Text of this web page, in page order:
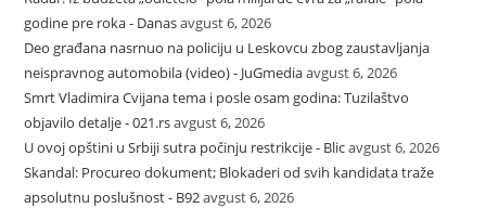
godine pre roka - Danasavgust 6, 2026
Deo građana nasrnuo na policiju u Leskovcu zbog zaustavljanja
neispravnog automobila (video) - JuGmediaavgust 6, 2026
Smrt Vladimira Cvijana tema i posle osam godina: Tuzilaštvo
objavilo detalje - 021.rsavgust 6, 2026
U ovoj opštini u Srbiji sutra počinju restrikcije - Blicavgust 6, 2026
Skandal: Procureo dokument; Blokaderi od svih kandidata traže
apsolutnu poslušnost - B92avgust 6, 2026